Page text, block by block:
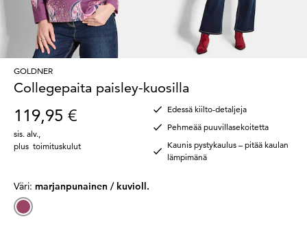
GOLDNER
Collegepaita paisley-kuosilla
119,95 €
sis. alv.
plus toimituskulut
Edessä kiilto-detaljeja
Pehmeää puuvillasekoitetta
Kaunis pystykaulus – pitää kaulan
lämpimänä
Väri: marjanpunainen / kuvioll.